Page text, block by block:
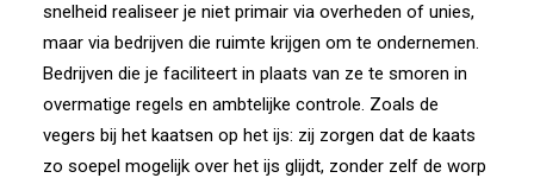
snelheid realiseer je niet primair via overheden of unies,
maar via bedrijven die ruimte krijgen om te ondernemen.
Bedrijven die je faciliteert in plaats van ze te smoren in
overmatige regels en ambtelijke controle. Zoals de
vegers bij het kaatsen op het ijs: zij zorgen dat de kaats
zo soepel mogelijk over het ijs glijdt, zonder zelf de worp